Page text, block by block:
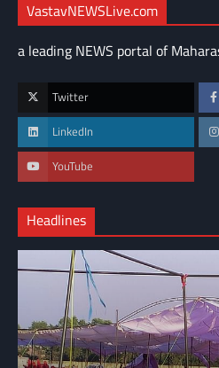
VastavNEWSLive.com
a leading NEWS portal of
Twitter
LinkedIn
YouTube
Headlines